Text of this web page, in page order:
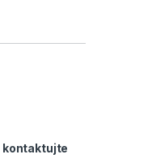
kontaktujte